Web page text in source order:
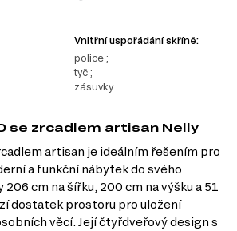
Vnitřní uspořádání skříně:
police ;
tyč ;
zásuvky
se zrcadlem artisan Nelly
artisan je ideálním řešením pro
a funkční nábytek do svého
cm na šířku, 200 cm na výšku a 51
dostatek prostoru pro uložení
věcí. Její čtyřdveřový design s